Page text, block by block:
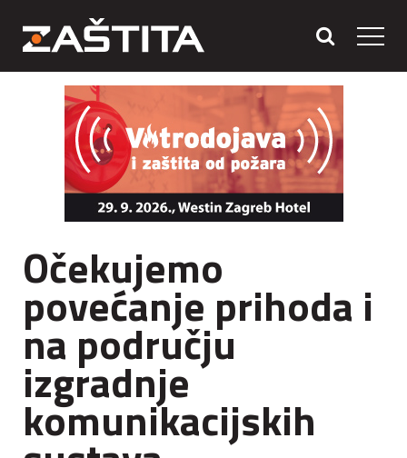
Očekujemo
povećanje prihoda i
na području
izgradnje
komunikacijskih